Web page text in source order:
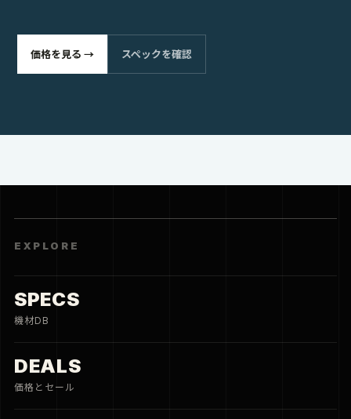
価格を見る → スペックを確認
EXPLORE
SPECS
機材DB
DEALS
価格とセール